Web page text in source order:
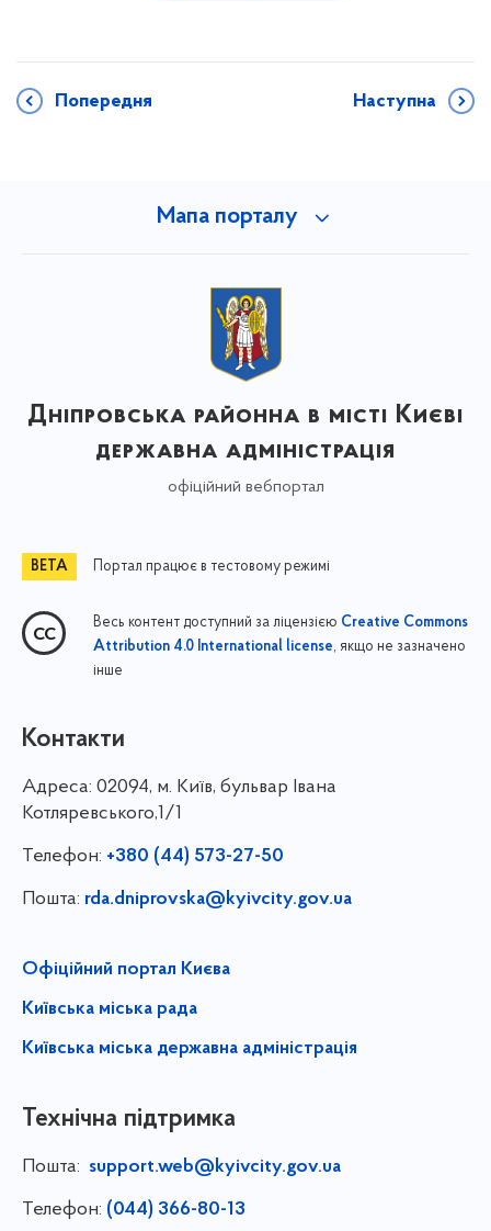
Попередня Наступна
Мапа порталу
Дніпровська районна в місті Києві
державна адміністрація
офіційний вебпортал
Портал працює в тестовому режимі
Весь контент доступний за ліцензією Creative Commons
Attribution 4.0 International license, якщо не зазначено
інше
Контакти
Адреса: 02094, м. Київ, бульвар Івана
Котляревського,1/1
Телефон: +380 (44) 573-27-50
Пошта: rda.dniprovska@kyivcity.gov.ua
Офіційний портал Києва
Київська міська рада
Київська міська державна адміністрація
Технічна підтримка
Пошта: support.web@kyivcity.gov.ua
Телефон: (044) 366-80-13